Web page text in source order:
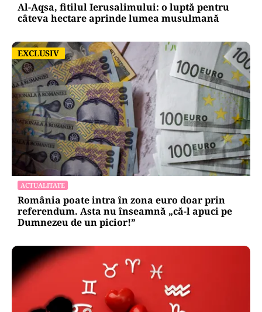
Al-Aqsa, fitilul Ierusalimului: o luptă pentru
câteva hectare aprinde lumea musulmană
EXCLUSIV
EXCLUSIV
ACTUALITATE
România poate intra în zona euro doar prin
referendum. Asta nu înseamnă „că-l apuci pe
Dumnezeu de un picior!”